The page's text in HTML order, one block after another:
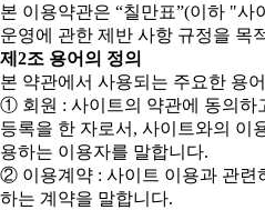
본 이용약관은 “칠만표”(이하 "
운영에 관한 제반 사항 규정을 목
제2조 용어의 정의
본 약관에서 사용되는 주요한 용
① 회원 : 사이트의 약관에 동의하
등록을 한 자로서, 사이트와의 이
용하는 이용자를 말합니다.
② 이용계약 : 사이트 이용과 관련
하는 계약을 말합니다.